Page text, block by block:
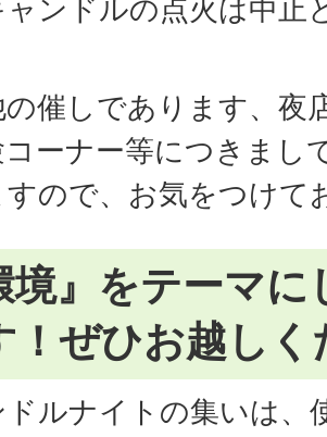
ャンドルの点火は中止
の催しであります、夜
ーナー等につきまし
すので、お気をつけて
境』をテーマ
！ぜひお越しく
ドルナイトの集いは、